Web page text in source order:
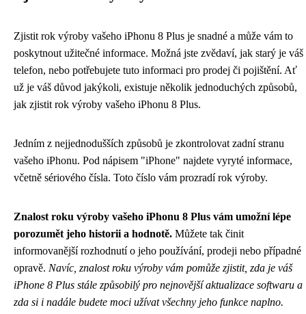
Zjistit rok výroby vašeho iPhonu 8 Plus je snadné a může vám to
poskytnout užitečné informace. Možná jste zvědaví, jak starý je váš
telefon, nebo potřebujete tuto informaci pro prodej či pojištění. Ať
už je váš důvod jakýkoli, existuje několik jednoduchých způsobů,
jak zjistit rok výroby vašeho iPhonu 8 Plus.
Jedním z nejjednodušších způsobů je zkontrolovat zadní stranu
vašeho iPhonu. Pod nápisem "iPhone" najdete vyryté informace,
včetně sériového čísla. Toto číslo vám prozradí rok výroby.
Znalost roku výroby vašeho iPhonu 8 Plus vám umožní lépe
porozumět jeho historii a hodnotě. Můžete tak činit
informovanější rozhodnutí o jeho používání, prodeji nebo případné
opravě. Navíc, znalost roku výroby vám pomůže zjistit, zda je váš
iPhone 8 Plus stále způsobilý pro nejnovější aktualizace softwaru a
zda si i nadále budete moci užívat všechny jeho funkce naplno.